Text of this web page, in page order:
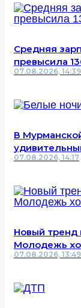
Средняя
превысила
07.08.2026, 14:39
В
07.08.2026, 14:17
Новый тренд
Молодежь
07.08.2026, 13:49